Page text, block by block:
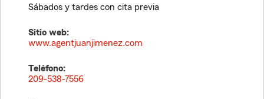
Sábados y tardes con cita previa
Sitio web:
www.agentjuanjimenez.com
Teléfono:
209-538-7556